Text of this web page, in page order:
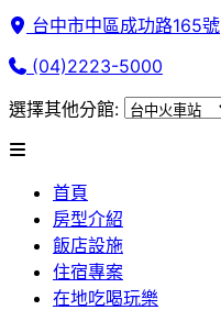
台中市中區成功路165號
(04)2223-5000
選擇其他分館:
首頁
房型介紹
飯店設施
住宿專案
在地吃喝玩樂